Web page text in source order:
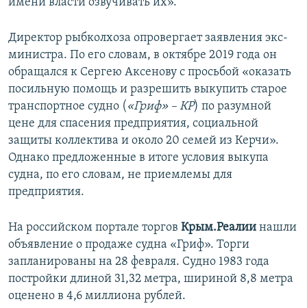
Директор рыбколхоза опровергает заявления экс-
министра. По его словам, в октябре 2019 года он
обращался к Сергею Аксенову с просьбой «оказать
посильную помощь и разрешить выкупить старое
транспортное судно ( «Гриф» – КР) по разумной
цене для спасения предприятия, социальной
защиты коллектива и около 20 семей из Керчи».
Однако предложенные в итоге условия выкупа
судна, по его словам, не приемлемы для
предприятия.
На российском портале торгов Крым.Реалии нашли
объявление о продаже судна «Гриф». Торги
запланированы на 28 февраля. Судно 1983 года
постройки длиной 31,32 метра, шириной 8,8 метра
оценено в 4,6 миллиона рублей.